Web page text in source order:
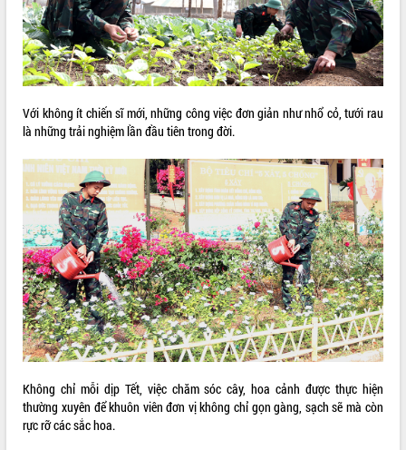
Với không ít chiến sĩ mới, những công việc đơn giản như nhổ cỏ, tưới rau
là những trải nghiệm lần đầu tiên trong đời.
Không chỉ mỗi dịp Tết, việc chăm sóc cây, hoa cảnh được thực hiện
thường xuyên để khuôn viên đơn vị không chỉ gọn gàng, sạch sẽ mà còn
rực rỡ các sắc hoa.